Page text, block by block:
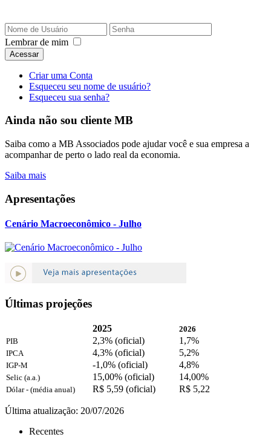
Lembrar de mim
Acessar
Criar uma Conta
Esqueceu seu nome de usuário?
Esqueceu sua senha?
Ainda não sou cliente MB
Saiba como a MB Associados pode ajudar você e sua empresa a
acompanhar de perto o lado real da economia.
Saiba mais
Apresentações
Cenário Macroeconômico - Julho
Últimas projeções
2025
2026
PIB
2,3% (oficial) 1,7%
IPCA 4,3% (oficial) 5,2%
IGP-M -1,0% (oficial) 4,8%
Selic (a.a.) 15,00% (oficial) 14,00%
Dólar - (média anual) R$ 5,59 (oficial) R$ 5,22
Última atualização: 20/07/2026
Recentes